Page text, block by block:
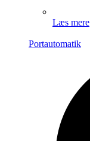
Læs mere
Portautomatik